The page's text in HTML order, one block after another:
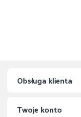
Obsługa klienta
Twoje konto